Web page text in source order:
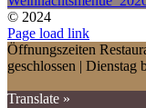
© 2024
Page load link
Öffnungszeiten
geschlossen | Dienstag
Translate »